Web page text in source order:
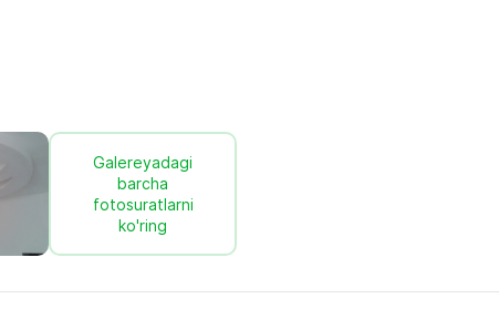
Galereyadagi
barcha
fotosuratlarni
ko'ring